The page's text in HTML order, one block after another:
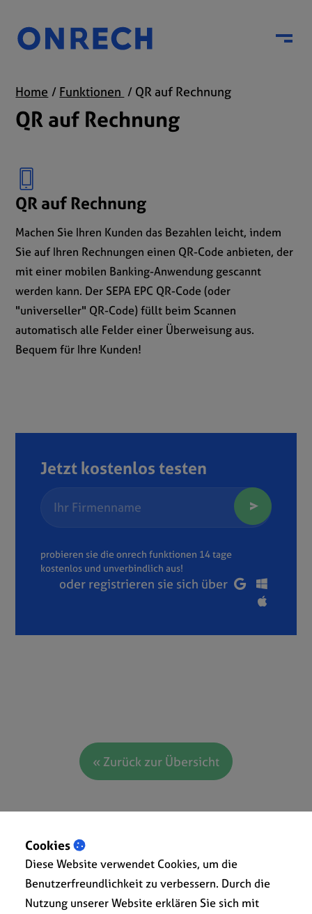
Menu
Home Funktionen QR auf Rechnung
QR auf Rechnung
QR auf Rechnung
Machen Sie Ihren Kunden das Bezahlen leicht, indem
Sie auf Ihren Rechnungen einen QR-Code anbieten, der
mit einer mobilen Banking-Anwendung gescannt
werden kann. Der SEPA EPC QR-Code (oder
"universeller" QR-Code) füllt beim Scannen
automatisch alle Felder einer Überweisung aus.
Bequem für Ihre Kunden!
Jetzt kostenlos testen
probieren sie die onrech funktionen 14 tage
kostenlos und unverbindlich aus!
oder registrieren sie sich über
« Zurück zur Übersicht
Cookies
Diese Website verwendet Cookies, um die
Benutzerfreundlichkeit zu verbessern. Durch die
Nutzung unserer Website erklären Sie sich mit